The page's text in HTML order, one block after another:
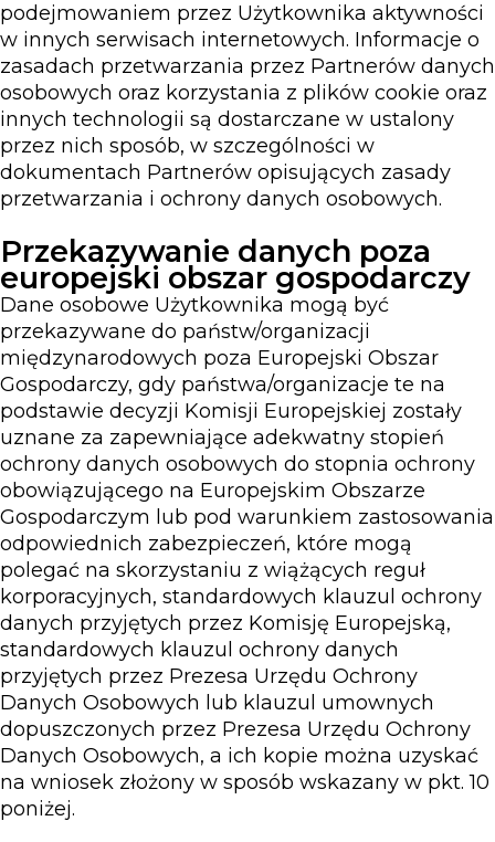
podejmowaniem przez Użytkownika aktywności
w innych serwisach internetowych. Informacje o
zasadach przetwarzania przez Partnerów danych
osobowych oraz korzystania z plików cookie oraz
innych technologii są dostarczane w ustalony
przez nich sposób, w szczególności w
dokumentach Partnerów opisujących zasady
przetwarzania i ochrony danych osobowych.
Przekazywanie danych poza
europejski obszar gospodarczy
Dane osobowe Użytkownika mogą być
przekazywane do państw/organizacji
międzynarodowych poza Europejski Obszar
Gospodarczy, gdy państwa/organizacje te na
podstawie decyzji Komisji Europejskiej zostały
uznane za zapewniające adekwatny stopień
ochrony danych osobowych do stopnia ochrony
obowiązującego na Europejskim Obszarze
Gospodarczym lub pod warunkiem zastosowania
odpowiednich zabezpieczeń, które mogą
polegać na skorzystaniu z wiążących reguł
korporacyjnych, standardowych klauzul ochrony
danych przyjętych przez Komisję Europejską,
standardowych klauzul ochrony danych
przyjętych przez Prezesa Urzędu Ochrony
Danych Osobowych lub klauzul umownych
dopuszczonych przez Prezesa Urzędu Ochrony
Danych Osobowych, a ich kopie można uzyskać
na wniosek złożony w sposób wskazany w pkt. 10
poniżej.